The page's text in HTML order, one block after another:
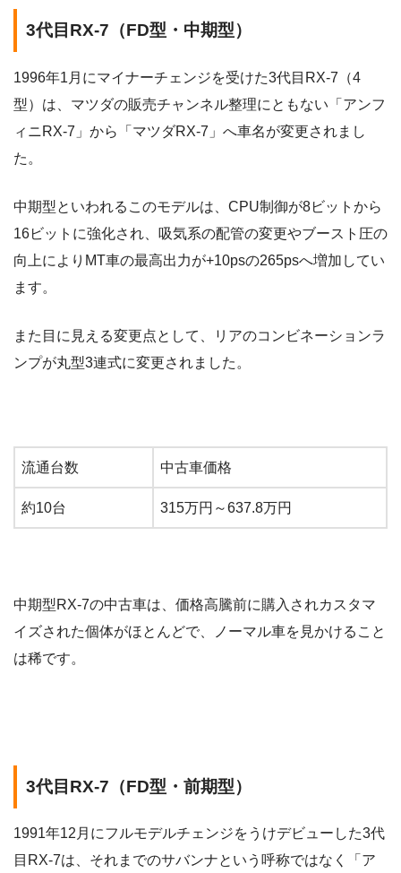
3代目RX-7（FD型・中期型）
1996年1月にマイナーチェンジを受けた3代目RX-7（4
型）は、マツダの販売チャンネル整理にともない「アンフ
ィニRX-7」から「マツダRX-7」へ車名が変更されまし
た。
中期型といわれるこのモデルは、CPU制御が8ビットから
16ビットに強化され、吸気系の配管の変更やブースト圧の
向上によりMT車の最高出力が+10psの265psへ増加してい
ます。
また目に見える変更点として、リアのコンビネーションラ
ンプが丸型3連式に変更されました。
流通台数 中古車価格
約10台 315万円～637.8万円
中期型RX-7の中古車は、価格高騰前に購入されカスタマ
イズされた個体がほとんどで、ノーマル車を見かけること
は稀です。
3代目RX-7（FD型・前期型）
1991年12月にフルモデルチェンジをうけデビューした3代
目RX-7は、それまでのサバンナという呼称ではなく「ア